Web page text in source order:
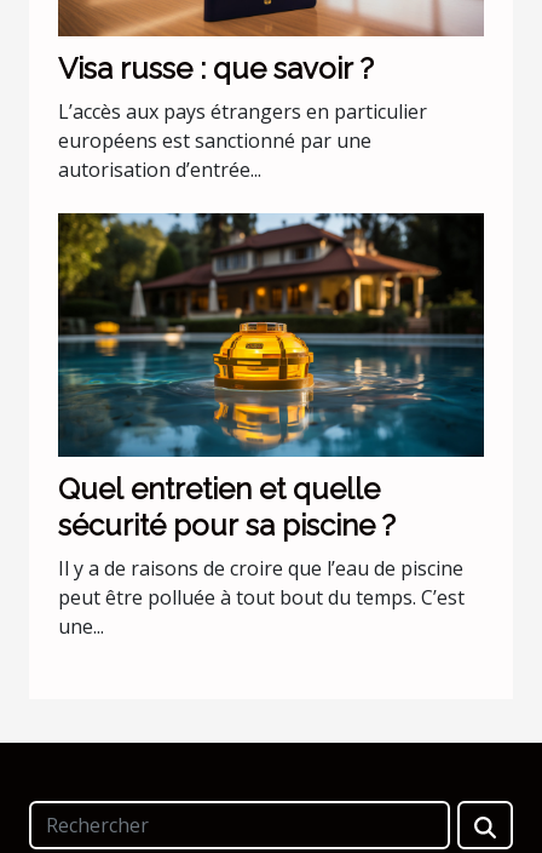
Visa russe : que savoir ?
L’accès aux pays étrangers en particulier
européens est sanctionné par une
autorisation d’entrée...
Quel entretien et quelle
sécurité pour sa piscine ?
Il y a de raisons de croire que l’eau de piscine
peut être polluée à tout bout du temps. C’est
une...